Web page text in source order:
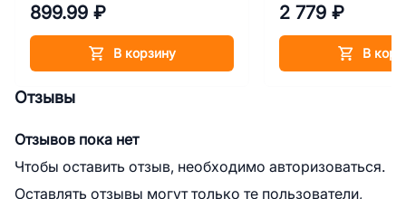
899.99 ₽
В корзину
2 779 ₽
В
Отзывы
Отзывов пока нет
Чтобы оставить отзыв, необходимо авторизоваться.
Оставлять отзывы могут только те пользователи,